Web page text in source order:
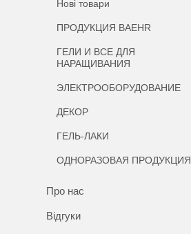
Нові товари
ПРОДУКЦИЯ BAEHR
ГЕЛИ И ВСЕ ДЛЯ
НАРАЩИВАНИЯ
ЭЛЕКТРООБОРУДОВАНИЕ
ДЕКОР
ГЕЛЬ-ЛАКИ
ОДНОРАЗОВАЯ ПРОДУКЦИЯ
Про нас
Відгуки